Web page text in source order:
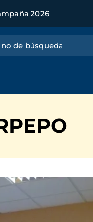
2026
completo